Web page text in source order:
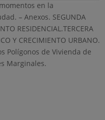
en la
– Anexos. SEGUNDA
RESIDENCIAL.TERCERA
Y CRECIMIENTO URBANO.
Polígonos de Vivienda de
Marginales.